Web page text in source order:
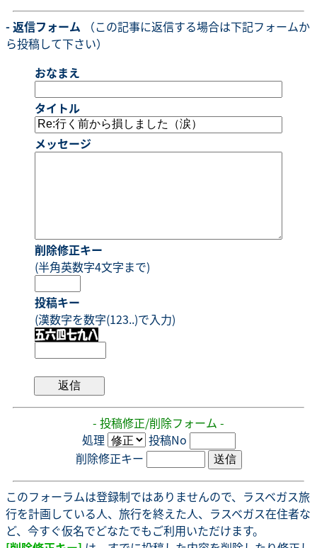
- 返信フォーム （この記事に返信する場合は下記フォームか
ら投稿して下さい）
おなまえ
タイトル
メッセージ
削除修正キー
(半角英数字4文字まで)
投稿キー
(漢数字を数字(123..)で入力)
- 投稿修正/削除フォーム -
処理
投稿No
削除修正キー
このフォーラムは登録制ではありませんので、ラスベガス旅
行を計画している人、旅行を終えた人、ラスベガス在住者な
ど、今すぐ仮名でどなたでもご利用いただけます。